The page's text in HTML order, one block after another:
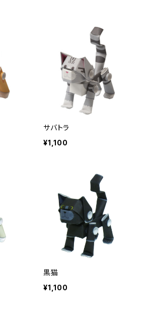
サバトラ
¥1,100
黒猫
¥1,100